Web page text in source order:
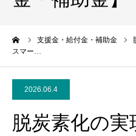
支援金・給付金・補助金
スマー…
2026.06.4
脱炭素化の